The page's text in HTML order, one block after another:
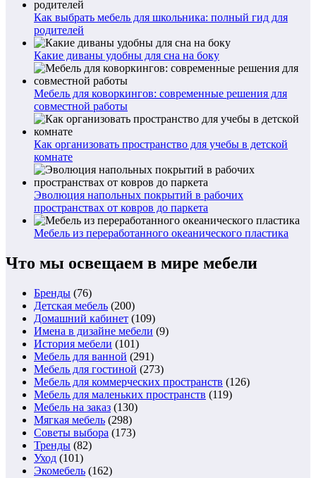
Как выбрать мебель для школьника: полный гид для
родителей
Какие диваны удобны для сна на боку
Мебель для коворкингов: современные решения для
совместной работы
Как организовать пространство для учебы в детской
комнате
Эволюция напольных покрытий в рабочих
пространствах от ковров до паркета
Мебель из переработанного океанического пластика
Что мы освещаем в мире мебели
Бренды (76)
Детская мебель (200)
Домашний кабинет (109)
Имена в дизайне мебели (9)
История мебели (101)
Мебель для ванной (291)
Мебель для гостиной (273)
Мебель для коммерческих пространств (126)
Мебель для маленьких пространств (119)
Мебель на заказ (130)
Мягкая мебель (298)
Советы выбора (173)
Тренды (82)
Уход (101)
Экомебель (162)